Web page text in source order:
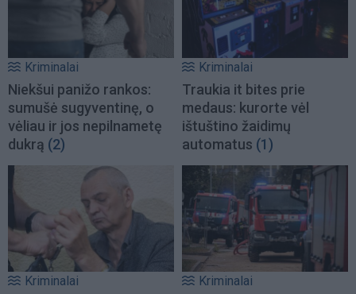
Kriminalai
Niekšui panižo rankos:
sumušė sugyventinę, o
vėliau ir jos nepilnametę
dukrą (2)
Kriminalai
Traukia it bites prie
medaus: kurorte vėl
ištuštino žaidimų
automatus (1)
Kriminalai Kriminalai